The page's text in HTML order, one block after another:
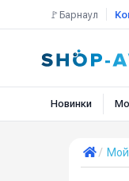
🚩Барнаул
Новинки